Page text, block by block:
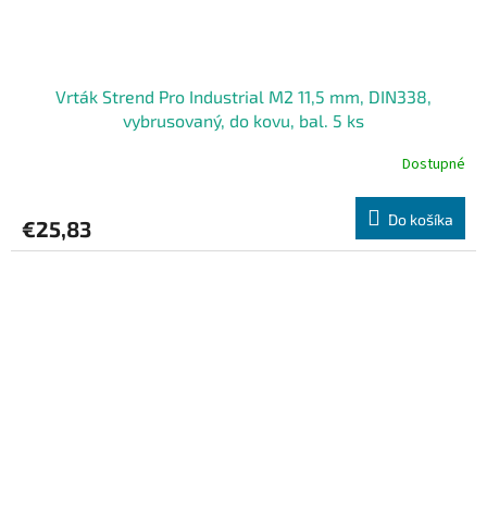
Vrták Strend Pro Industrial M2 11,5 mm, DIN338,
vybrusovaný, do kovu, bal. 5 ks
Dostupné
€25,83 Do košíka